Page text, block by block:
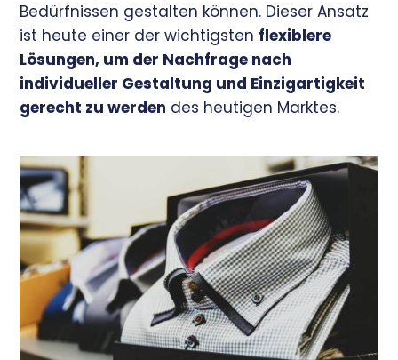
Bedürfnissen gestalten können. Dieser Ansatz
ist heute einer der wichtigsten flexiblere
Lösungen, um der Nachfrage nach
individueller Gestaltung und Einzigartigkeit
gerecht zu werden des heutigen Marktes.